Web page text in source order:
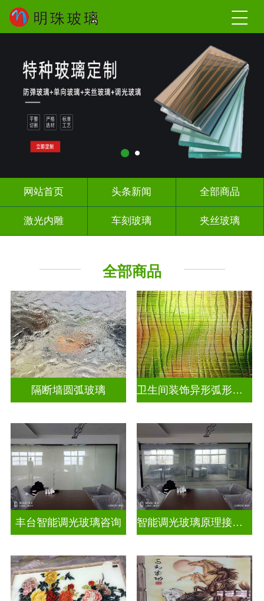
网站首页 头条新闻 全部商品
激光内雕 车刻玻璃 夹丝玻璃
工程玻璃
全部商品
隔断墙圆弧玻璃 卫生间装饰异形弧形玻璃
丰台智能调光玻璃咨询 智能调光玻璃原理接线图片